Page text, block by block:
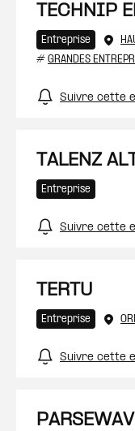
TECHNIP
Entreprise
# GRANDES
Suivre cette
TALENZ
Entreprise
Suivre cette
TERTU
Entreprise
Suivre cette